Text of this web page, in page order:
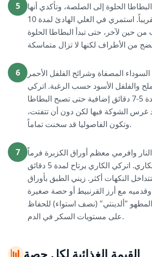
5
الحلوة إلى الصلصة، وتأكدي أنها
مغمورة بالكامل تقريباً. استمري في الغلي الهادئ لمدة 10
من حين لآخر، حتى تبدأ البطاطا الحلوة
6
المصفاة وشرائح الفلفل الأحمر
والفلفل الأسود حسب الرغبة. اتركي
الخليط يغلي لمدة 5-7 دقائق إضافية حتى تصبح البطاطا
غرس الشوكة فيها لكن دون أن تتفتت،
وتكون الفاصوليا قد سخنت تماماً.
7
وافرمي معظم أوراق الكزبرة فرماً
خشناً وقلبيها مع الكاري. اتركي الكاري يرتاح لمدة 5 دقائق
النكهات أكثر. زيني الطبق بأوراق
وقدميه مع أرز القرنبيط أو حصة صغيرة
"ألدينتي" (نصف استواء) للحفاظ
على مستويات السكر في الدم.